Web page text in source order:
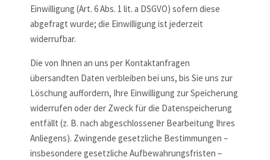
Einwilligung (Art. 6 Abs. 1 lit. a DSGVO) sofern diese
abgefragt wurde; die Einwilligung ist jederzeit
widerrufbar.
Die von Ihnen an uns per Kontaktanfragen
übersandten Daten verbleiben bei uns, bis Sie uns zur
Löschung auffordern, Ihre Einwilligung zur Speicherung
widerrufen oder der Zweck für die Datenspeicherung
entfällt (z. B. nach abgeschlossener Bearbeitung Ihres
Anliegens). Zwingende gesetzliche Bestimmungen –
insbesondere gesetzliche Aufbewahrungsfristen –